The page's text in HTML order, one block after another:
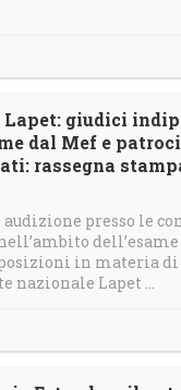
giudici
dal Mef e
rassegna
audizione presso le
in materia
nazionale Lapet ...